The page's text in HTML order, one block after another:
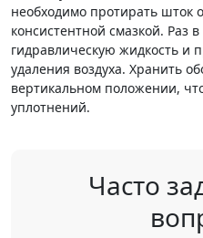
необходимо протирать шток
консистентной смазкой. Раз
гидравлическую жидкость и
удаления воздуха. Хранить
вертикальном положении,
уплотнений.
Часто